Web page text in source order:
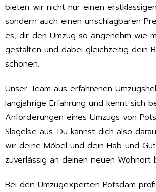
bieten wir nicht nur einen erstklassigen
sondern auch einen unschlagbaren
es, dir den Umzug so angenehm wie
gestalten und dabei gleichzeitig dein
schonen.
Unser Team aus erfahrenen
langjährige Erfahrung und kennt sich
Anforderungen eines Umzugs von
Slagelse aus. Du kannst dich also
wir deine Möbel und dein Hab und
zuverlässig an deinen neuen Wohnort
Bei den Umzugexperten Potsdam